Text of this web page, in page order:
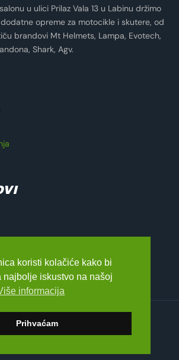
u ulici Prilaz Vala 13 u Labinu držimo
opreme za motocikle i skutere, od
brandovi Mt Helmets, Lampa, Evotech,
Shark, Agv.
© 2026 Lavado Moto Shop
dizajn byMedialive
koristi kolačiće kako bi
najbolje iskustvo na našoj
informacija
Prihvaćam